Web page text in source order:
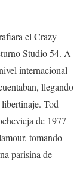
el Crazy
Studio 54. A
internacional
llegando
Tod
de 1977
tomando
parisina de